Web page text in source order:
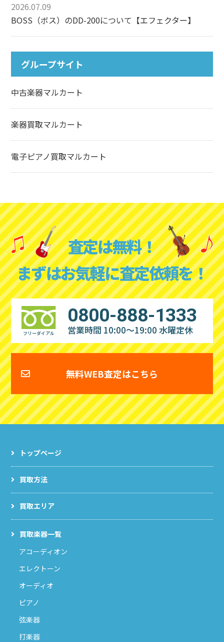
2026.07.09
BOSS（ボス）のDD-200について【エフェクター】
グループサイト
中古楽器マルカート
楽器買取マルカート
電子ピアノ買取マルカート
査定は無料！
まずはお気軽に査定依頼を！
フリーダイアル
0800-888-1333
営業時間 10:00～19:00 水曜定休
無料WEB査定はこちら
トップページ
買取方法
買取エリア
買取楽器一覧
アコーディオン
エレクトーン
オーディオ
ピアノ
弦楽器
打楽器